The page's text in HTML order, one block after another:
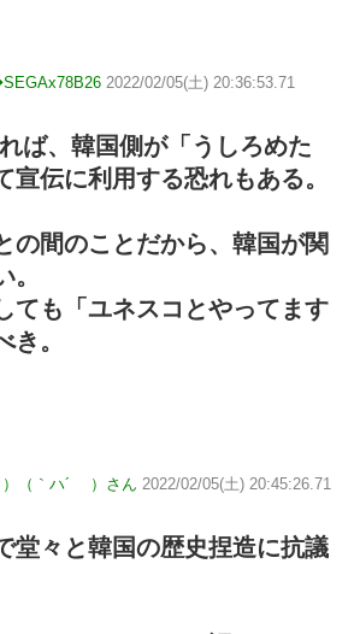
2022/02/05(土) 20:36:53.71
ば、韓国側が「うしろめた
宣伝に利用する恐れもある。
の間のことだから、韓国が関
ても「ユネスコとやってます
。
）（｀ハ´ ）さん 2022/02/05(土) 20:45:26.71
堂々と韓国の歴史捏造に抗議